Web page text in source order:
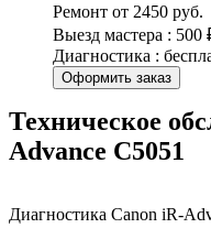
Ремонт от 2450 руб.
Выезд мастера : 500
Диагностика :
Оформить заказ
Техническое
Advance C5051
Диагностика Canon iR-